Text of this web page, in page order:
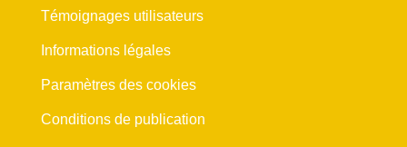
Témoignages utilisateurs
Informations légales
Paramètres des cookies
Conditions de publication